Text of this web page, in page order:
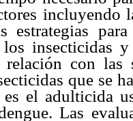
incluyendo
estrategias
insecticidas
relación con
que se
es el adulticida
Las